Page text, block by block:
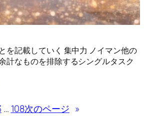
を記載していく 集中力 ノイマン他の
計なものを排除するシングルタスク
… 108次のページ »